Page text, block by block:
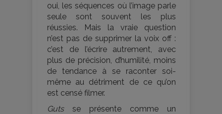
oui, les séquences où l’image parle
seule sont souvent les plus
réussies. Mais la vraie question
n’est pas de supprimer la voix off :
c’est de l’écrire autrement, avec
plus de précision, d’humilité, moins
de tendance à se raconter soi-
même au détriment de ce qu’on
est censé filmer.
Gutsse présente comme un